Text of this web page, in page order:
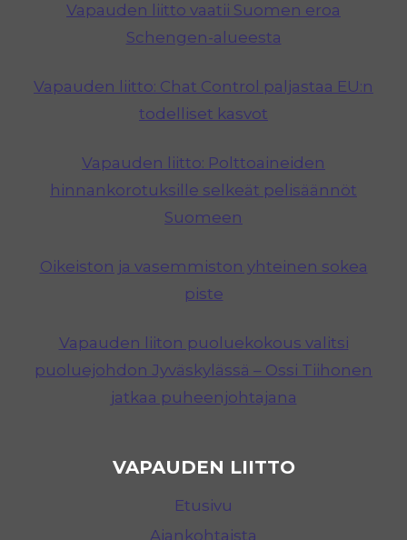
Vapauden liitto vaatii Suomen eroa
Schengen-alueesta
Vapauden liitto: Chat Control paljastaa EU:n
todelliset kasvot
Vapauden liitto: Polttoaineiden
hinnankorotuksille selkeät pelisäännöt
Suomeen
Oikeiston ja vasemmiston yhteinen sokea
piste
Vapauden liiton puoluekokous valitsi
puoluejohdon Jyväskylässä – Ossi Tiihonen
jatkaa puheenjohtajana
VAPAUDEN LIITTO
Etusivu
Ajankohtaista